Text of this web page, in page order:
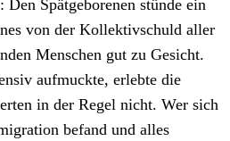
Spätgeborenen stünde ein
von der Kollektivschuld aller
Menschen gut zu Gesicht.
aufmuckte, erlebte die
in der Regel nicht. Wer sich
befand und alles